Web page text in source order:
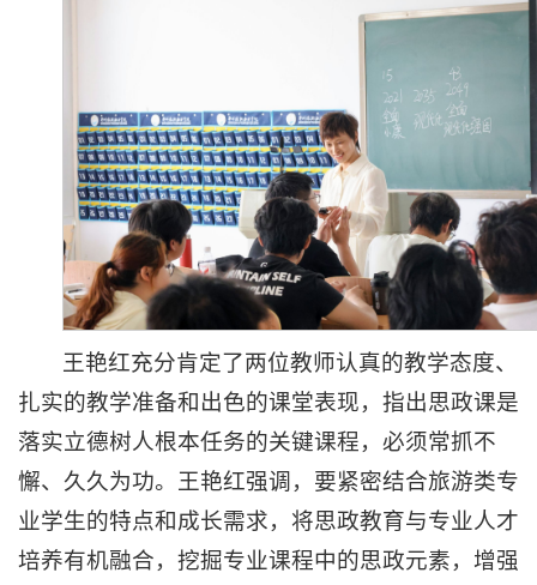
王艳红充分肯定了两位教师认真的教学态度、
扎实的教学准备和出色的课堂表现，指出思政课是
落实立德树人根本任务的关键课程，必须常抓不
懈、久久为功。王艳红强调，要紧密结合旅游类专
业学生的特点和成长需求，将思政教育与专业人才
培养有机融合，挖掘专业课程中的思政元素，增强